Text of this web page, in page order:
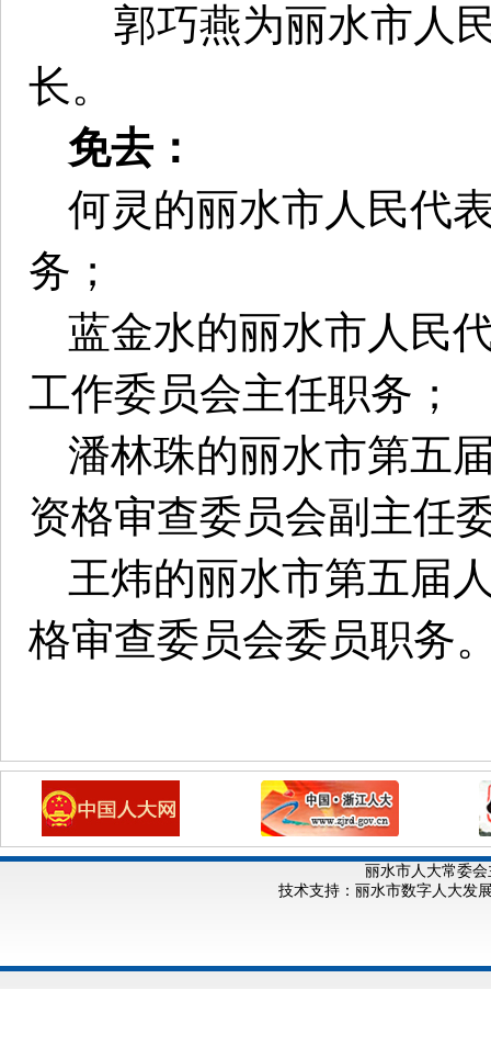
郭巧燕为丽水市人民
长。
免去：
何灵的丽水市人民代
务；
蓝金水的丽水市人民
工作委员会主任职务；
潘林珠的丽水市第五
资格审查委员会副主任
王炜的丽水市第五届
格审查委员会委员职务
丽水市人大常委会
技术支持：丽水市数字人大发